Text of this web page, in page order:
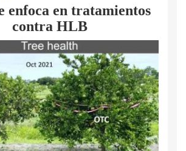
enfoca en tratamientos
contra HLB